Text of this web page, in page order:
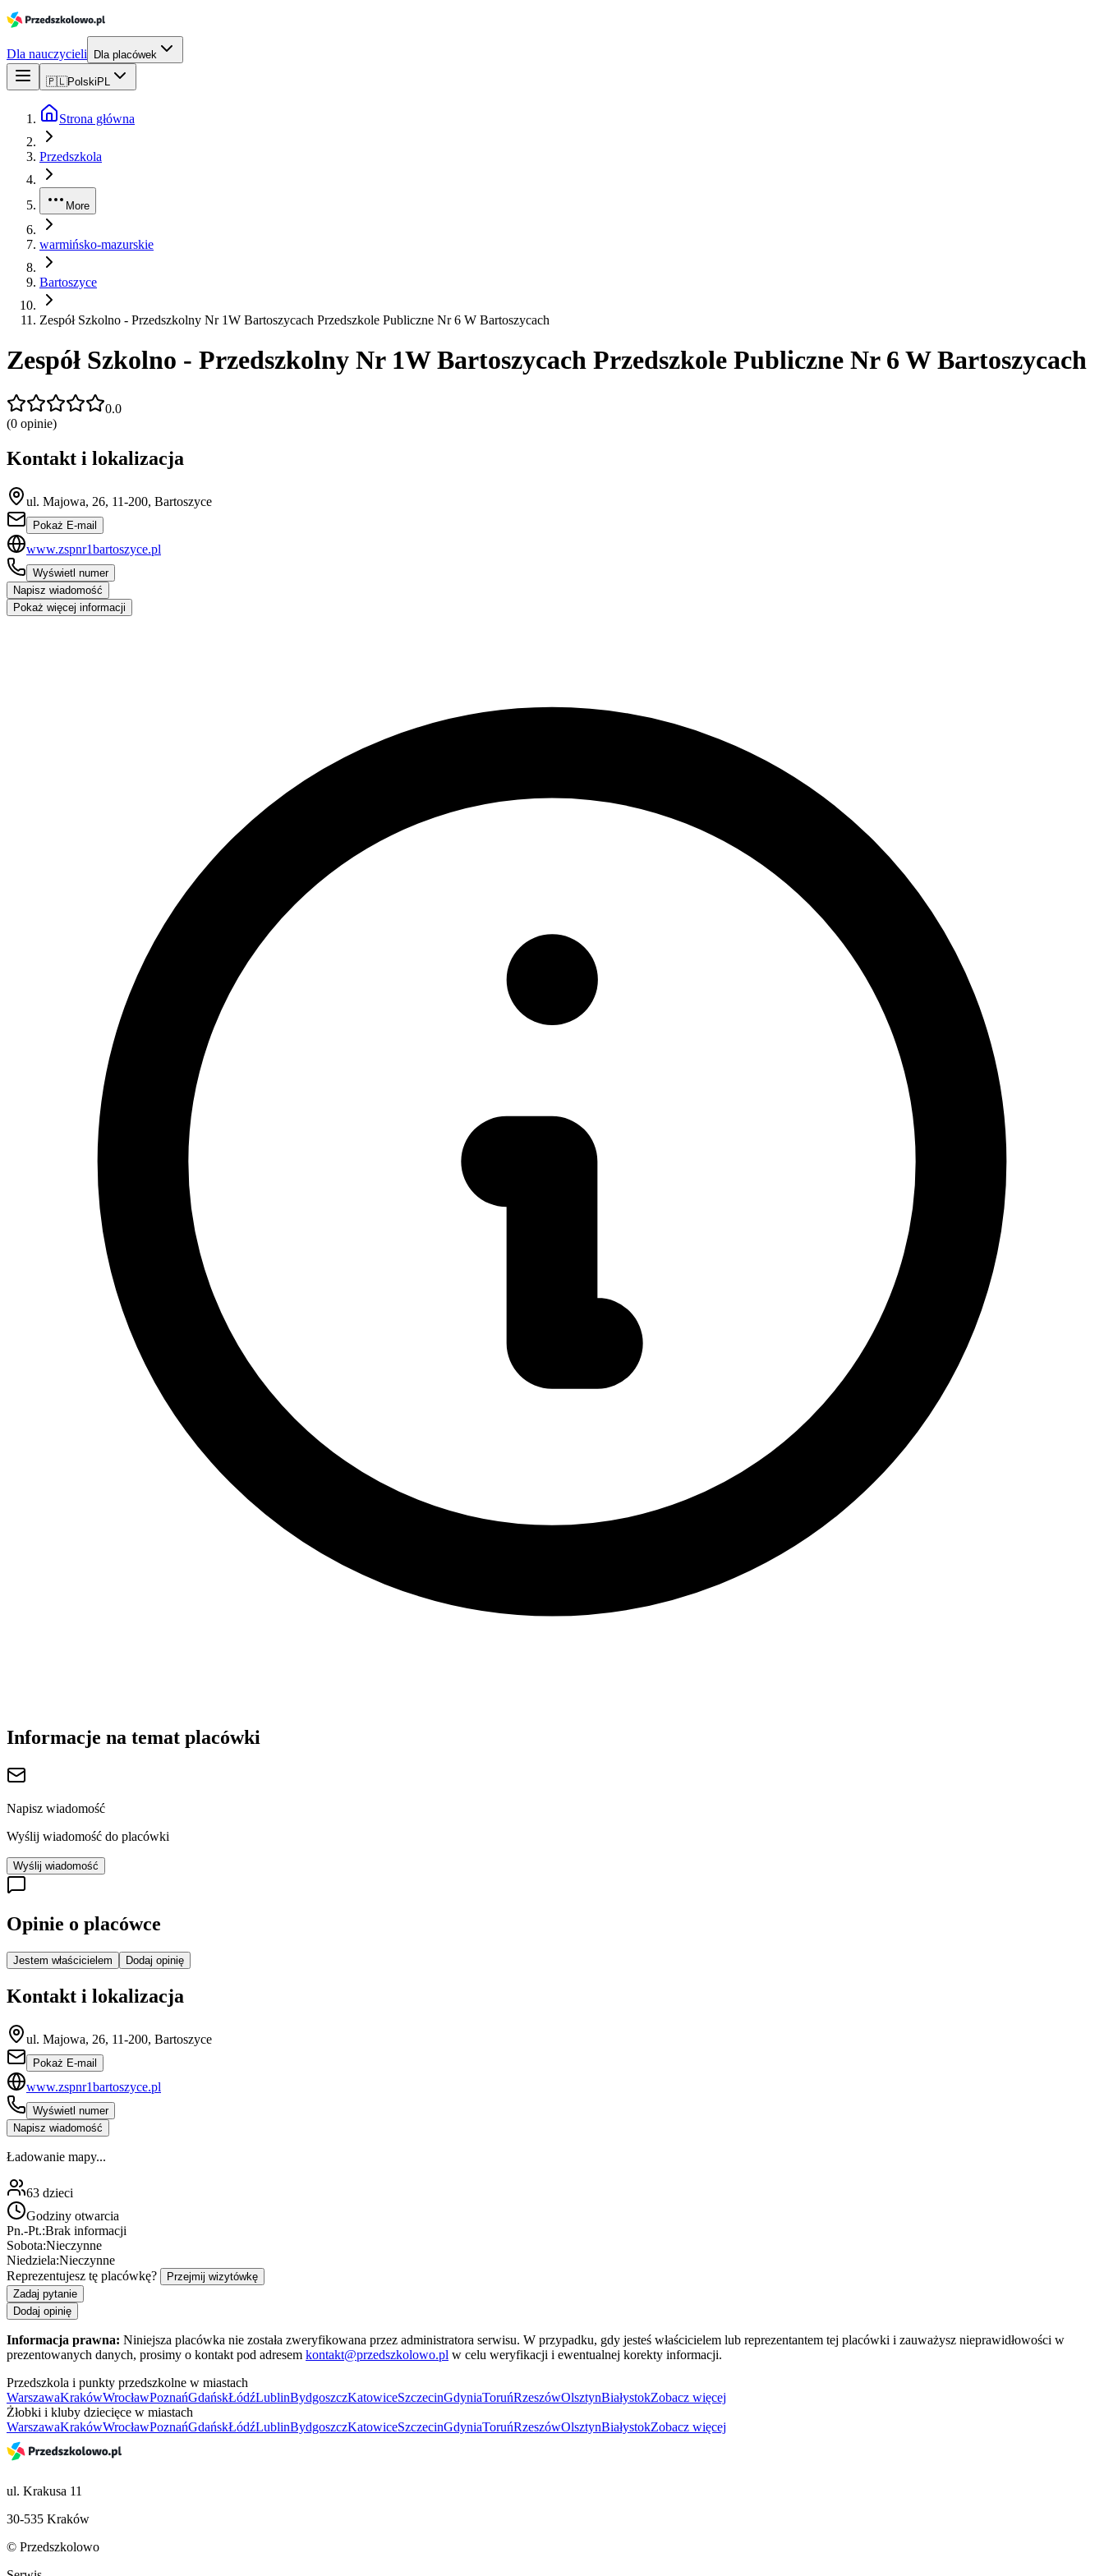
Dla nauczycieli Dla placówek
🇵🇱Polski PL
Strona główna
Przedszkola
More
warmińsko-mazurskie
Bartoszyce
Zespół Szkolno - Przedszkolny Nr 1W Bartoszycach Przedszkole Publiczne Nr 6 W Bartoszycach
Zespół Szkolno - Przedszkolny Nr 1W Bartoszycach Przedszkole Publiczne Nr 6 W Bartoszycach
0.0
(0 opinie)
Kontakt i lokalizacja
ul. Majowa, 26, 11-200, Bartoszyce
Pokaż E-mail
www.zspnr1bartoszyce.pl
Wyświetl numer
Napisz wiadomość
Pokaż więcej informacji
Informacje na temat placówki
Napisz wiadomość
Wyślij wiadomość do placówki
Wyślij wiadomość
Opinie o placówce
Jestem właścicielem Dodaj opinię
Kontakt i lokalizacja
ul. Majowa, 26, 11-200, Bartoszyce
Pokaż E-mail
www.zspnr1bartoszyce.pl
Wyświetl numer
Napisz wiadomość
Ładowanie mapy...
63 dzieci
Godziny otwarcia
Pn.-Pt.:Brak informacji
Sobota:Nieczynne
Niedziela:Nieczynne
Reprezentujesz tę placówkę?
Przejmij wizytówkę
Zadaj pytanie
Dodaj opinię
Informacja prawna: Niniejsza placówka nie została zweryfikowana przez administratora serwisu. W przypadku, gdy jesteś właścicielem lub reprezentantem tej placówki i zauważysz nieprawidłowości w
prezentowanych danych, prosimy o kontakt pod adresem kontakt@przedszkolowo.pl w celu weryfikacji i ewentualnej korekty informacji.
Przedszkola i punkty przedszkolne w miastach
WarszawaKrakówWrocławPoznańGdańskŁódźLublinBydgoszczKatowiceSzczecinGdyniaToruńRzeszówOlsztynBiałystokZobacz więcej
Żłobki i kluby dziecięce w miastach
WarszawaKrakówWrocławPoznańGdańskŁódźLublinBydgoszczKatowiceSzczecinGdyniaToruńRzeszówOlsztynBiałystokZobacz więcej
ul. Krakusa 11
30-535 Kraków
© Przedszkolowo